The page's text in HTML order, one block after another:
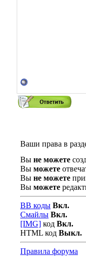
Ваши права в
Вы не можете
Вы можете
Вы не можете
Вы можете
BB коды Вкл.
Смайлы Вкл.
[IMG] код Вкл.
HTML код Выкл.
Правила форума